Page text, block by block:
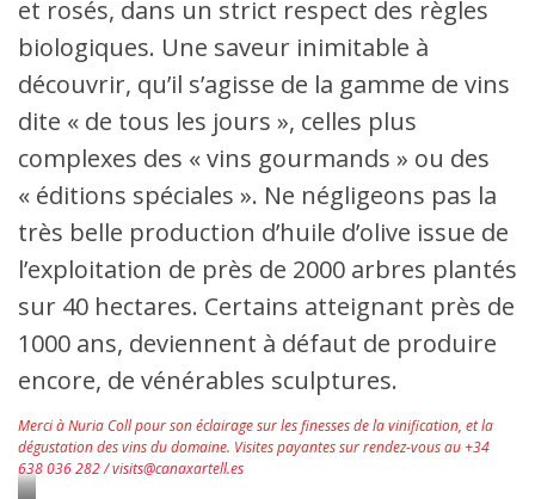
et rosés, dans un strict respect des règles
biologiques. Une saveur inimitable à
découvrir, qu’il s’agisse de la gamme de vins
dite « de tous les jours », celles plus
complexes des « vins gourmands » ou des
« éditions spéciales ». Ne négligeons pas la
très belle production d’huile d’olive issue de
l’exploitation de près de 2000 arbres plantés
sur 40 hectares. Certains atteignant près de
1000 ans, deviennent à défaut de produire
encore, de vénérables sculptures.
Merci à Nuria Coll pour son éclairage sur les finesses de la vinification, et la
dégustation des vins du domaine. Visites payantes sur rendez-vous au+34
638 036 282/visits@canaxartell.es